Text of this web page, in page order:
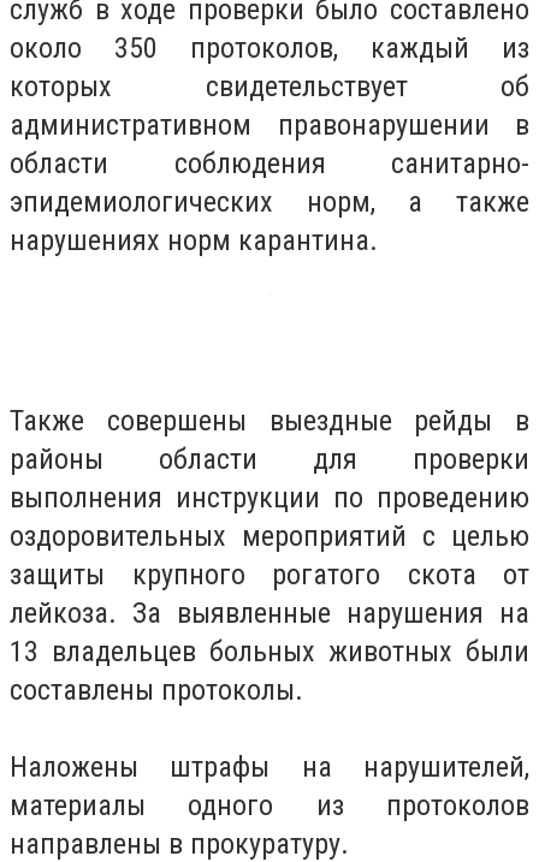
служб в ходе проверки было составлено
около 350 протоколов, каждый из
которых свидетельствует об
административном правонарушении в
области соблюдения санитарно-
эпидемиологических норм, а также
нарушениях норм карантина.
Также совершены выездные рейды в
районы области для проверки
выполнения инструкции по проведению
оздоровительных мероприятий с целью
защиты крупного рогатого скота от
лейкоза. За выявленные нарушения на
13 владельцев больных животных были
составлены протоколы.
Наложены штрафы на нарушителей,
материалы одного из протоколов
направлены в прокуратуру.